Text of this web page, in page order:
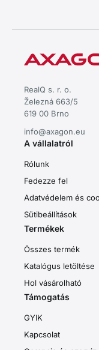
RealQ s. r. o.
Železná 663/5
619 00 Brno
info@axagon.eu
A vállalatról
Rólunk
Fedezze fel
Adatvédelem és
Sütibeállítások
Termékek
Összes termék
Katalógus letöltése
Hol vásárolható
Támogatás
GYIK
Kapcsolat